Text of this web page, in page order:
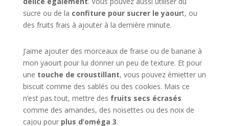
sucre ou de la confiture pour sucrer le yaourt, ou
des fruits frais à ajouter à la dernière minute.
J’aime ajouter des morceaux de fraise ou de banane à
mon yaourt pour lui donner un peu de texture. Et pour
une touche de croustillant, vous pouvez émietter un
biscuit comme des sablés ou des cookies. Mais ce
n’est pas tout, mettre des fruits secs écrasés
comme des amandes, des noisettes ou des noix de
cajou pour plus d’oméga 3.